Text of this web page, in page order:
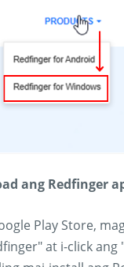
ang Redfinger
Play Store,
at i-click ang